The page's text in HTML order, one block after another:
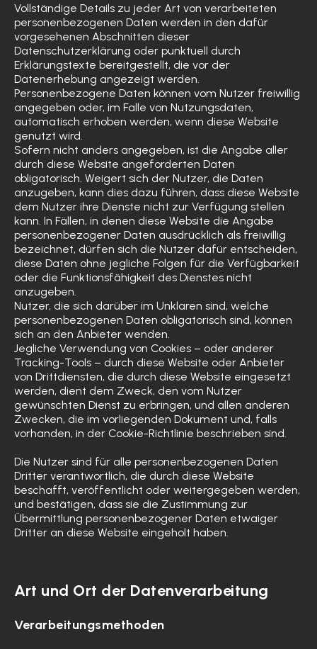
Vollständige Details zu jeder Art von verarbeiteten
personenbezogenen Daten werden in den dafür
vorgesehenen Abschnitten dieser
Datenschutzerklärung oder punktuell durch
Erklärungstexte bereitgestellt, die vor der
Datenerhebung angezeigt werden.
Personenbezogene Daten können vom Nutzer freiwillig
angegeben oder, im Falle von Nutzungsdaten,
automatisch erhoben werden, wenn diese Website
genutzt wird.
Sofern nicht anders angegeben, ist die Angabe aller
durch diese Website angeforderten Daten
obligatorisch. Weigert sich der Nutzer, die Daten
anzugeben, kann dies dazu führen, dass diese Website
dem Nutzer ihre Dienste nicht zur Verfügung stellen
kann. In Fällen, in denen diese Website die Angabe
personenbezogener Daten ausdrücklich als freiwillig
bezeichnet, dürfen sich die Nutzer dafür entscheiden,
diese Daten ohne jegliche Folgen für die Verfügbarkeit
oder die Funktionsfähigkeit des Dienstes nicht
anzugeben.
Nutzer, die sich darüber im Unklaren sind, welche
personenbezogenen Daten obligatorisch sind, können
sich an den Anbieter wenden.
Jegliche Verwendung von Cookies – oder anderer
Tracking-Tools – durch diese Website oder Anbieter
von Drittdiensten, die durch diese Website eingesetzt
werden, dient dem Zweck, den vom Nutzer
gewünschten Dienst zu erbringen, und allen anderen
Zwecken, die im vorliegenden Dokument und, falls
vorhanden, in der Cookie-Richtlinie beschrieben sind.
Die Nutzer sind für alle personenbezogenen Daten
Dritter verantwortlich, die durch diese Website
beschafft, veröffentlicht oder weitergegeben werden,
und bestätigen, dass sie die Zustimmung zur
Übermittlung personenbezogener Daten etwaiger
Dritter an diese Website eingeholt haben.
Art und Ort der Datenverarbeitung
Verarbeitungsmethoden